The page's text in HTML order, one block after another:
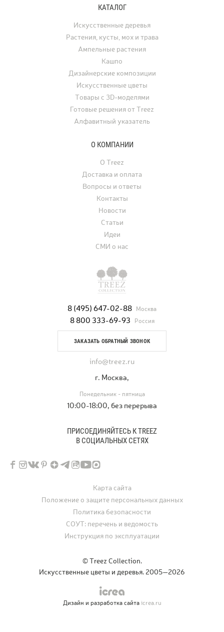
8 (495) 647-02-88 Москва
8 800 333-69-93 Россия
ЗАКАЗАТЬ ОБРАТНЫЙ ЗВОНОК
info@treez.ru
г. Москва,
Понедельник - пятница
10:00-18:00, без перерыва
КАТАЛОГ
Искусственные деревья
Растения, кусты, мох и трава
Ампельные растения
Кашпо
Дизайнерские композиции
Искусственные цветы
Товары с 3D-моделями
Готовые решения от Treez
Алфавитный указатель
О КОМПАНИИ
О Treez
Доставка и оплата
Вопросы и ответы
Контакты
Новости
Статьи
Идеи
СМИ о нас
ПРИСОЕДИНЯЙТЕСЬ К TREEZ
В СОЦИАЛЬНЫХ СЕТЯХ
© Treez Collection.
Искусственные цветы и деревья. 2005—2026
Карта сайта
Положение о защите персональных данных
Политика безопасности
СОУТ: перечень и ведомость
Инструкция по эксплуатации
Дизайн и разработка сайтаicrea.ru